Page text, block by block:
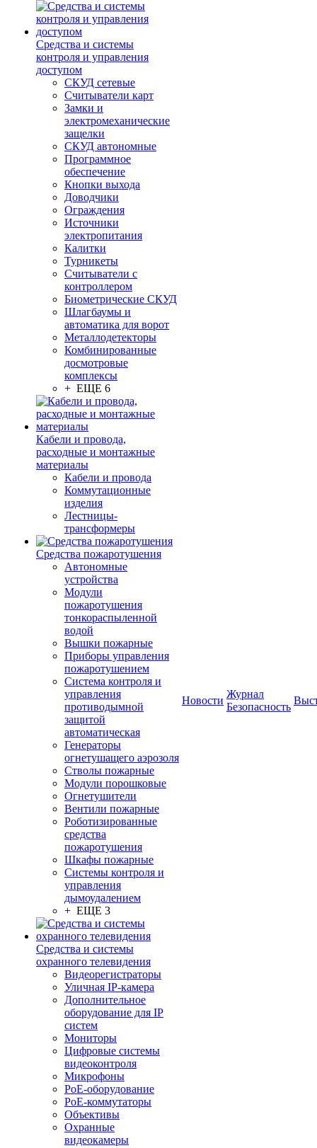
Средства и системы
контроля и управления
доступом
СКУД сетевые
Считыватели карт
Замки и
электромеханические
защелки
СКУД автономные
Программное
обеспечение
Кнопки выхода
Доводчики
Ограждения
Источники
электропитания
Калитки
Турникеты
Считыватели с
контроллером
Биометрические СКУД
Шлагбаумы и
автоматика для ворот
Металлодетекторы
Комбинированные
досмотровые
комплексы
+ ЕЩЕ 6
Кабели и провода,
расходные и монтажные
материалы
Кабели и провода
Коммутационные
изделия
Лестницы-
трансформеры
Средства пожаротушения
Автономные
устройства
Модули
пожаротушения
тонкораспыленной
водой
Вышки пожарные
Приборы управления
пожаротушением
Система контроля и
управления
противодымной
защитой
автоматическая
Генераторы
огнетушащего аэрозоля
Стволы пожарные
Модули порошковые
Огнетушители
Вентили пожарные
Роботизированные
средства
пожаротушения
Шкафы пожарные
Системы контроля и
управления
дымоудалением
+ ЕЩЕ 3
Средства и системы
охранного телевидения
Видеорегистраторы
Уличная IP-камера
Дополнительное
оборудование для IP
систем
Мониторы
Цифровые системы
видеоконтроля
Микрофоны
PoE-оборудование
PoE-коммутаторы
Объективы
Охранные
видеокамеры
Новости
Журнал
Безопасность